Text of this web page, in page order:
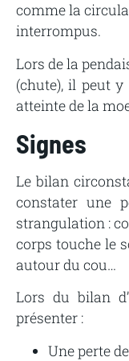
comme la
interrompus.
Lors de la
(chute), il peut
atteinte de la
Signes
Le bilan
constater une
strangulation :
corps touche le
autour du cou…
Lors du bilan
présenter :
Une perte